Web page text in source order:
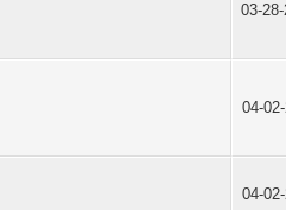
03-
04-
04-